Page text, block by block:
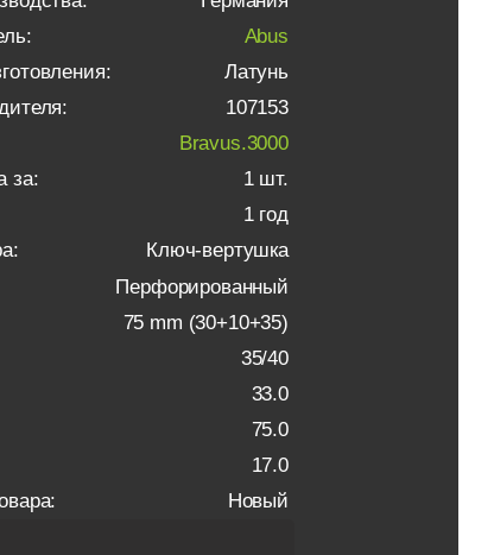
Abus
Латунь
107153
Bravus.3000
за:
1 шт.
1 год
Ключ-вертушка
Перфорированный
75 mm (30+10+35)
35/40
33.0
75.0
17.0
Новый